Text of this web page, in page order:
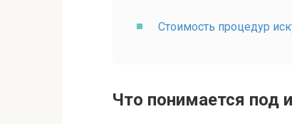
Стоимость процедур
Что понимается под